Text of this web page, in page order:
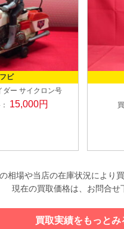
ビ
ダー サイクロン号
15,000円
相場や当店の在庫状況により買
現在の買取価格は、お問合せ
買取実績をもっとみ